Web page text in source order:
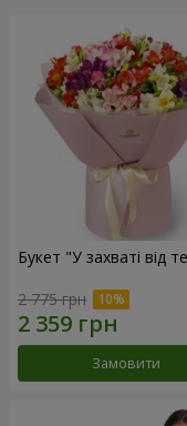
Букет "У захваті від
2 775 грн
Замовити